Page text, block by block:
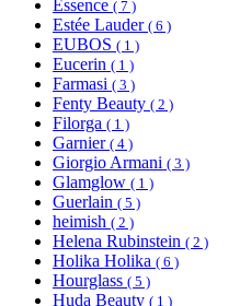
Essence ( 7 )
Estée Lauder ( 6 )
EUBOS ( 1 )
Eucerin ( 1 )
Farmasi ( 3 )
Fenty Beauty ( 2 )
Filorga ( 1 )
Garnier ( 4 )
Giorgio Armani ( 3 )
Glamglow ( 1 )
Guerlain ( 5 )
heimish ( 2 )
Helena Rubinstein ( 2 )
Holika Holika ( 6 )
Hourglass ( 5 )
Huda Beauty ( 1 )